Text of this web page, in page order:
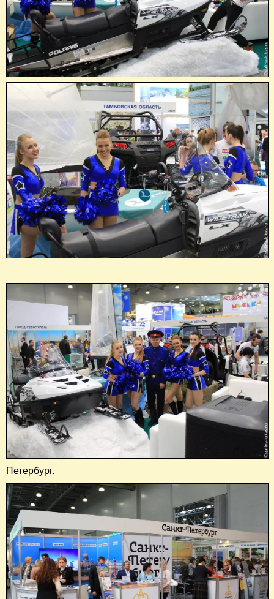
Петербург.